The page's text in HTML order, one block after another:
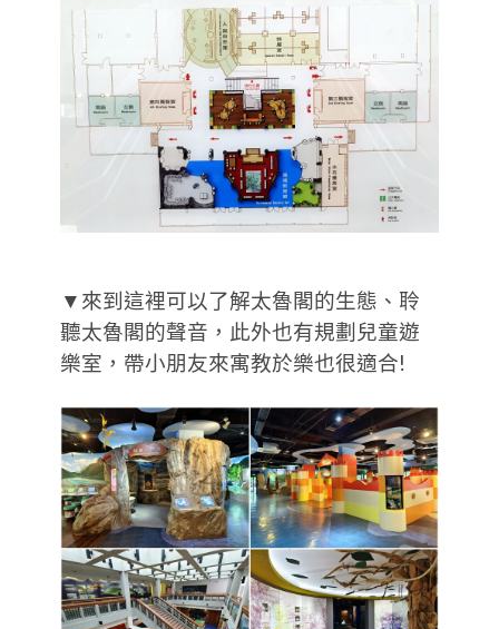
▼來到這裡可以了解太魯閣的生態、聆
聽太魯閣的聲音，此外也有規劃兒童遊
樂室，帶小朋友來寓教於樂也很適合!